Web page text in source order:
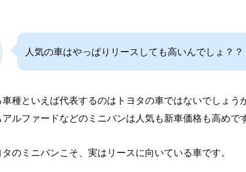
人気の車はやっぱりリースしても高いんでしょ？？
車種といえば代表するのはトヨタの車ではないでしょう
ルファードなどのミニバンは人気も新車価格も高めで
のミニバンこそ、実はリースに向いている車です。